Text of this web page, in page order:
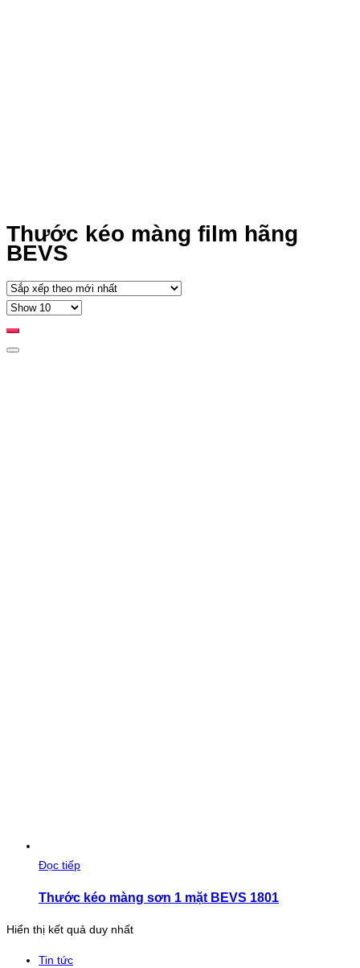
Thước kéo màng film hãng
BEVS
Đọc tiếp
Thước kéo màng sơn 1 mặt BEVS 1801
Hiển thị kết quả duy nhất
Tin tức